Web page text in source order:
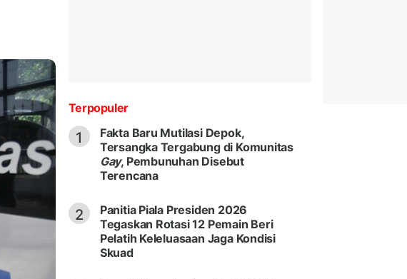
Terpopuler
1
Fakta Baru Mutilasi Depok,
Tersangka Tergabung di Komunitas
Gay, Pembunuhan Disebut
Terencana
2
Panitia Piala Presiden 2026
Tegaskan Rotasi 12 Pemain Beri
Pelatih Keleluasaan Jaga Kondisi
Skuad